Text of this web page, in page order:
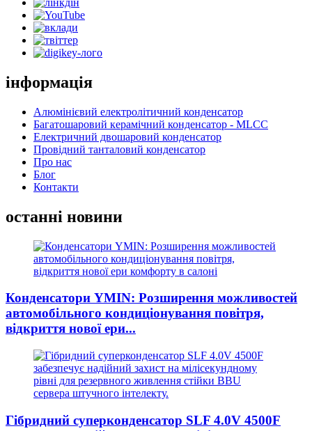
інформація
Алюмінієвий електролітичний конденсатор
Багатошаровий керамічний конденсатор - MLCC
Електричний двошаровий конденсатор
Провідний танталовий конденсатор
Про нас
Блог
Контакти
останні новини
Конденсатори YMIN: Розширення можливостей
автомобільного кондиціонування повітря,
відкриття нової ери...
Гібридний суперконденсатор SLF 4.0V 4500F